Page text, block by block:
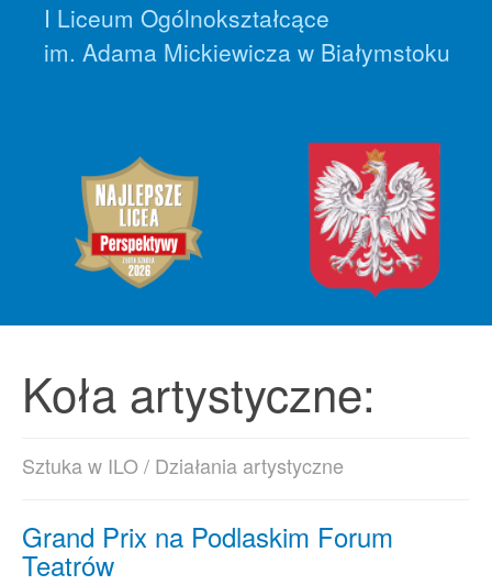
I Liceum Ogólnokształcące
im. Adama Mickiewicza w Białymstoku
Koła artystyczne:
Sztuka w ILO / Działania artystyczne
Grand Prix na Podlaskim Forum
Teatrów